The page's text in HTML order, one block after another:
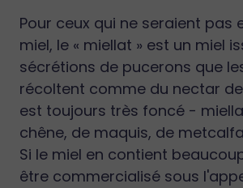
Pour ceux qui ne seraient pas
miel, le « miellat » est un miel
sécrétions de pucerons que
récoltent comme du nectar
est toujours très foncé -
chêne, de maquis, de
Si le miel en contient
être commercialisé sous